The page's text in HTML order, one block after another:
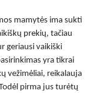
mamytės ima sukti
prekių, tačiau
geriausi vaikiški
yra tikrai
vežimėliai, reikalauja
pirma jus turėtų